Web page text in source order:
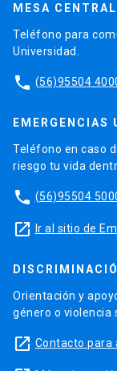
MESA CENTRAL
Teléfono para
Universidad.
phone (56)95504
EMERGENCIAS
Teléfono en caso
riesgo tu vida
phone (56)95504
launch Ir al sitio de
Orientación y
género o violencia
launch Contacto para